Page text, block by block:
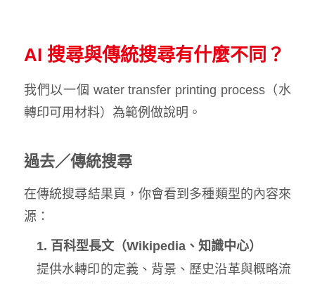
AI 搜尋與傳統搜尋有什麼不同？
我們以一個 water transfer printing process（水
轉印可用材料）為範例做說明。
過去／傳統搜尋
在傳統搜尋結果頁，你會看到多種類型的內容來
源：
1. 百科型長文（Wikipedia、知識中心）
提供水轉印的定義、背景、歷史沿革與概略流